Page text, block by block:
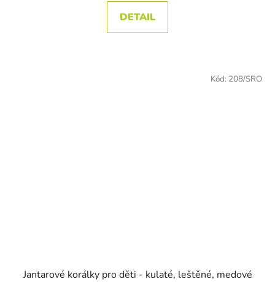
DETAIL
Jantarové korálky pro děti - kulaté, leštěné, medové
Kód: 208/SRO